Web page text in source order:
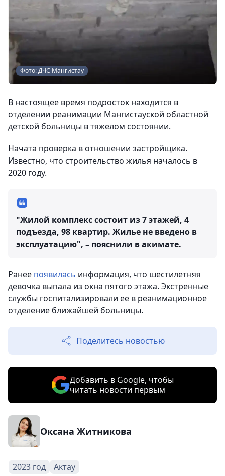
Фото: ДЧС Мангистау
В настоящее время подросток находится в
отделении реанимации Мангистауской областной
детской больницы в тяжелом состоянии.
Начата проверка в отношении застройщика.
Известно, что строительство жилья началось в
2020 году.
"Жилой комплекс состоит из 7 этажей, 4
подъезда, 98 квартир. Жилье не введено в
эксплуатацию", – пояснили в акимате.
Ранее появилась информация, что шестилетняя
девочка выпала из окна пятого этажа. Экстренные
службы госпитализировали ее в реанимационное
отделение ближайшей больницы.
Поделитесь новостью
Добавить в Google, чтобы
читать новости первым
Оксана Житникова
2023 год Актау